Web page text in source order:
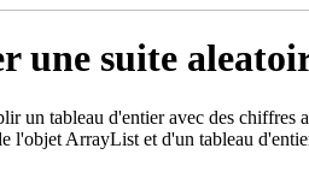
une suite
un tableau d'entier avec des chiffres
l'objet ArrayList et d'un tableau